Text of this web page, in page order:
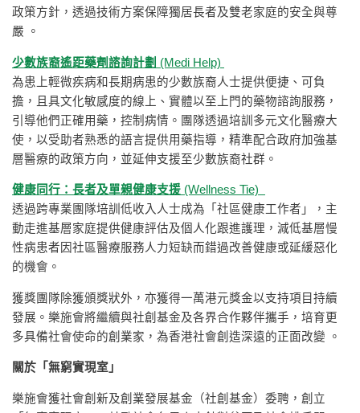
政策方針，透過技術方案保障獨居長者及雙老家庭的安全與尊
嚴 。
少數族裔遙距藥劑諮詢計劃 (Medi Help)
為患上輕微疾病和長期病患的少數族裔人士提供便捷、可負
擔，且具文化敏感度的線上、實體以至上門的藥物諮詢服務，
引導他們正確用藥，控制病情。團隊透過培訓多元文化醫療大
使，以受助者熟悉的語言提供用藥指導，精準配合政府加強基
層醫療的政策方向，並延伸支援至少數族裔社群。
健康同行：長者及單親健康支援 (Wellness Tie)
透過跨專業團隊培訓低收入人士成為「社區健康工作者」，主
動走進基層家庭提供健康評估及個人化跟進護理，減低基層慢
性病患者因社區醫療服務人力短缺而錯過改善健康或延緩惡化
的機會。
獲獎團隊除獲頒獎狀外，亦獲得一萬港元獎金以支持項目持續
發展。樂施會將繼續與社創基金及各界合作夥伴攜手，培育更
多具備社會使命的創業家，為香港社會創造深遠的正面改變 。
關於「無窮實現室」
樂施會獲社會創新及創業發展基金（社創基金）委聘，創立